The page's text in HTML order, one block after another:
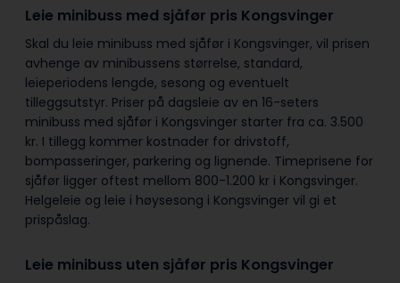
Leie minibuss med sjåfør pris Kongsvinger
Skal du leie minibuss med sjåfør i Kongsvinger, vil prisen
avhenge av minibussens størrelse, standard,
leieperiodens lengde, sesong og eventuelt
tilleggsutstyr. Priser på dagsleie av en 16-seters
minibuss med sjåfør i Kongsvinger starter fra ca. 3.500
kr. I tillegg kommer kostnader for drivstoff,
bompasseringer, parkering og lignende. Timeprisene for
sjåfør ligger oftest mellom 800-1.200 kr i Kongsvinger.
Helgeleie og leie i høysesong i Kongsvinger vil gi et
prispåslag.
Leie minibuss uten sjåfør pris Kongsvinger